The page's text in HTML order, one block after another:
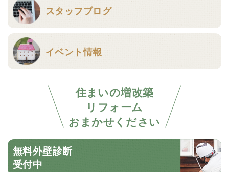
スタッフブログ
イベント情報
住まいの増改築
リフォーム
おまかせください
無料外壁診断
受付中